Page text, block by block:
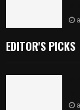
EDITOR'S PICKS